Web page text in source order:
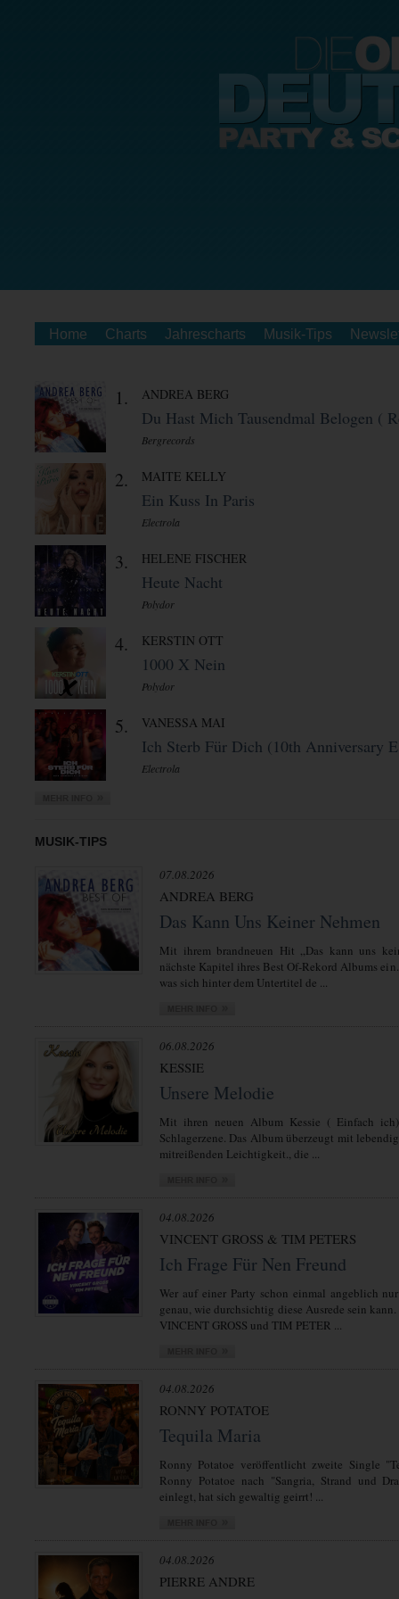
Home Charts Jahrescharts Musik-Tips
1. ANDREA BERG
Du Hast Mich Tausendmal Belogen (
Bergrecords
2. MAITE KELLY
Ein Kuss In Paris
Electrola
3. HELENE FISCHER
Heute Nacht
Polydor
4. KERSTIN OTT
1000 X Nein
Polydor
5. VANESSA MAI
Ich Sterb Für Dich (10th Anniversary
Electrola
MUSIK-TIPS
07.08.2026
ANDREA BERG
Das Kann Uns Keiner Nehmen
Mit ihrem brandneuen Hit „Das kann uns
nächste Kapitel ihres Best Of-Rekord Albums
was sich hinter dem Untertitel de ...
06.08.2026
KESSIE
Unsere Melodie
Mit ihren neuen Album Kessie ( Einfach
Schlagerzene. Das Album überzeugt mit
mitreißenden Leichtigkeit., die ...
04.08.2026
VINCENT GROSS & TIM PETERS
Ich Frage Für Nen Freund
Wer auf einer Party schon einmal angeblich
genau, wie durchsichtig diese Ausrede sein
VINCENT GROSS und TIM PETER ...
04.08.2026
RONNY POTATOE
Tequila Maria
Ronny Potatoe veröffentlicht zweite Single
Ronny Potatoe nach "Sangria, Strand und
einlegt, hat sich gewaltig geirrt! ...
04.08.2026
PIERRE ANDRE